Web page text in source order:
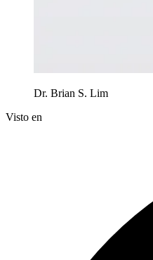
Dr. Brian S. Lim
Visto en